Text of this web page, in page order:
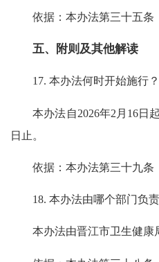
依据：本办法第三十五条
五、附则及其他解读
17. 本办法何时开始施行？
本办法自2026年2月16日起
日止。
依据：本办法第三十九条
18. 本办法由哪个部门负责
本办法由晋江市卫生健康